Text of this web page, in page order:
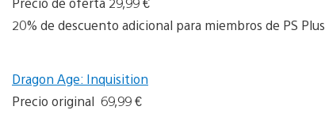
20% de descuento adicional para miembros de PS Plus
Dragon Age: Inquisition
Precio original 69,99 €